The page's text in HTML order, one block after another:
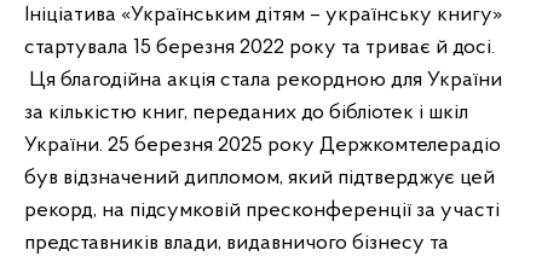
Ініціатива «Українським дітям – українську книгу»
стартувала 15 березня 2022 року та триває й досі.
Ця благодійна акція стала рекордною для України
за кількістю книг, переданих до бібліотек і шкіл
України. 25 березня 2025 року Держкомтелерадіо
був відзначений дипломом, який підтверджує цей
рекорд, на підсумковій пресконференції за участі
представників влади, видавничого бізнесу та